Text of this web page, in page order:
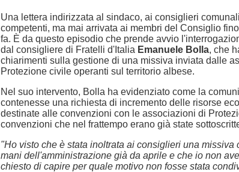
Una lettera indirizzata al sindaco, ai consiglieri
competenti, ma mai arrivata ai membri del Consiglio
fa. È da questo episodio che prende avvio
dal consigliere di Fratelli d'Italia Emanuele Bolla, che
chiarimenti sulla gestione di una missiva inviata dalle
Protezione civile operanti sul territorio albese.
Nel suo intervento, Bolla ha evidenziato come la
contenesse una richiesta di incremento delle risorse
destinate alle convenzioni con le associazioni di
convenzioni che nel frattempo erano già state
"Ho visto che è stata inoltrata ai consiglieri una missiva
mani dell'amministrazione già da aprile e che io non
chiesto di capire per quale motivo non fosse stata